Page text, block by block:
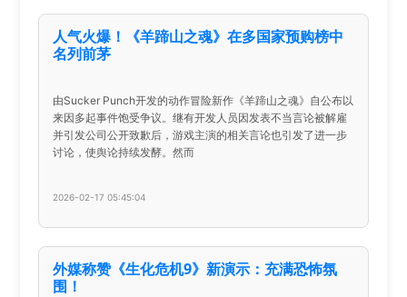
人气火爆！《羊蹄山之魂》在多国家预购榜中
名列前茅
由Sucker Punch开发的动作冒险新作《羊蹄山之魂》自公布以
来因多起事件饱受争议。继有开发人员因发表不当言论被解雇
并引发公司公开致歉后，游戏主演的相关言论也引发了进一步
讨论，使舆论持续发酵。然而
2026-02-17 05:45:04
外媒称赞《生化危机9》新演示：充满恐怖氛
围！